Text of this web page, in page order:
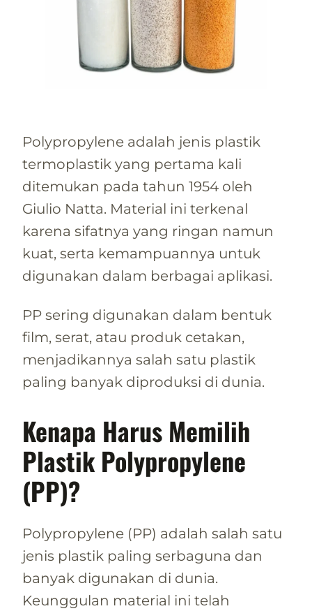
Polypropylene adalah jenis plastik
termoplastik yang pertama kali
ditemukan pada tahun 1954 oleh
Giulio Natta. Material ini terkenal
karena sifatnya yang ringan namun
kuat, serta kemampuannya untuk
digunakan dalam berbagai aplikasi.
PP sering digunakan dalam bentuk
film, serat, atau produk cetakan,
menjadikannya salah satu plastik
paling banyak diproduksi di dunia.
Kenapa Harus Memilih
Plastik Polypropylene
(PP)?
Polypropylene (PP) adalah salah satu
jenis plastik paling serbaguna dan
banyak digunakan di dunia.
Keunggulan material ini telah